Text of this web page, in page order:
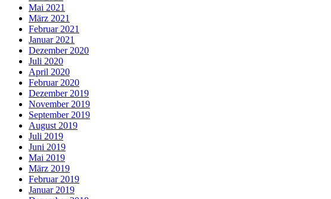
Mai 2021
März 2021
Februar 2021
Januar 2021
Dezember 2020
Juli 2020
April 2020
Februar 2020
Dezember 2019
November 2019
September 2019
August 2019
Juli 2019
Juni 2019
Mai 2019
März 2019
Februar 2019
Januar 2019